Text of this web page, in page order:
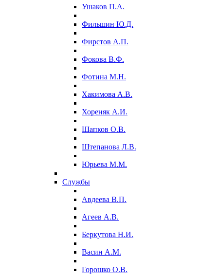
Ушаков П.А.
Фильшин Ю.Д.
Фирстов А.П.
Фокова В.Ф.
Фотина М.Н.
Хакимова А.В.
Хореняк А.И.
Шапков О.В.
Штепанова Л.В.
Юрьева М.М.
Службы
Авдеева В.П.
Агеев А.В.
Беркутова Н.И.
Васин А.М.
Горошко О.В.